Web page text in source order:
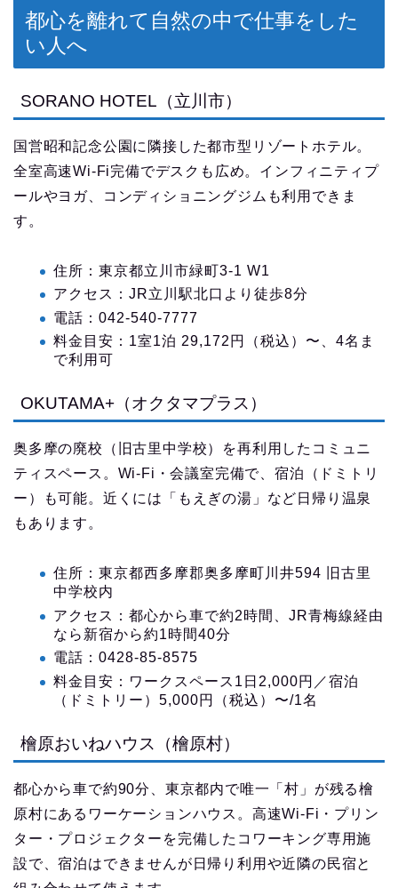
都心を離れて自然の中で仕事をした
い人へ
SORANO HOTEL（立川市）
国営昭和記念公園に隣接した都市型リゾートホテル。
全室高速Wi-Fi完備でデスクも広め。インフィニティプ
ールやヨガ、コンディショニングジムも利用できま
す。
住所：東京都立川市緑町3-1 W1
アクセス：JR立川駅北口より徒歩8分
電話：042-540-7777
料金目安：1室1泊 29,172円（税込）〜、4名ま
で利用可
OKUTAMA+（オクタマプラス）
奥多摩の廃校（旧古里中学校）を再利用したコミュニ
ティスペース。Wi-Fi・会議室完備で、宿泊（ドミトリ
ー）も可能。近くには「もえぎの湯」など日帰り温泉
もあります。
住所：東京都西多摩郡奥多摩町川井594 旧古里
中学校内
アクセス：都心から車で約2時間、JR青梅線経由
なら新宿から約1時間40分
電話：0428-85-8575
料金目安：ワークスペース1日2,000円／宿泊
（ドミトリー）5,000円（税込）〜/1名
檜原おいねハウス（檜原村）
都心から車で約90分、東京都内で唯一「村」が残る檜
原村にあるワーケーションハウス。高速Wi-Fi・プリン
ター・プロジェクターを完備したコワーキング専用施
設で、宿泊はできませんが日帰り利用や近隣の民宿と